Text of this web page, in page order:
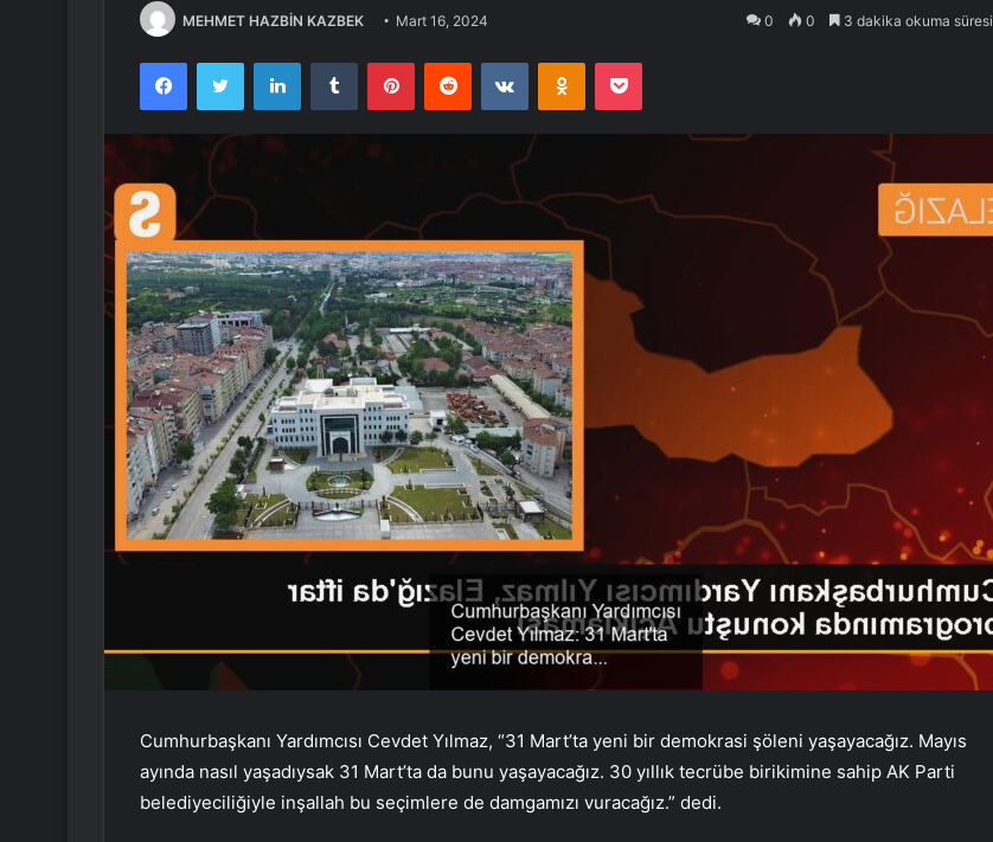
MEHMET HAZBİN KAZBEK Mart 16, 2024 0 0 3 dakika okuma süresi
FacebookTwitter LinkedInTumblr PinterestReddit VKontakteOdnoklassniki
Pocket
Cumhurbaşkanı Yardımcısı Cevdet Yılmaz, “31 Mart’ta yeni bir demokrasi şöleni yaşayacağız. Mayıs
ayında nasıl yaşadıysak 31 Mart’ta da bunu yaşayacağız. 30 yıllık tecrübe birikimine sahip AK Parti
belediyeciliğiyle inşallah bu seçimlere de damgamızı vuracağız.” dedi.